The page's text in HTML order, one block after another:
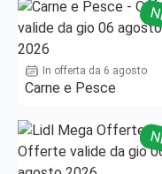
In offerta da 6 agosto
Carne e Pesce